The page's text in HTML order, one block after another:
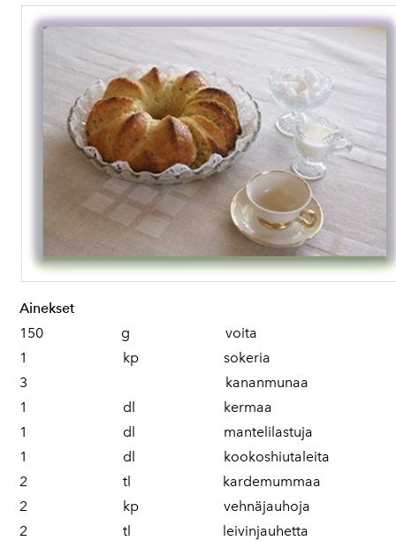
Ainekset
150 g voita
1 kp sokeria
3 kananmunaa
1 dl kermaa
1 dl mantelilastuja
1 dl kookoshiutaleita
2 tl kardemummaa
2 kp vehnäjauhoja
2 tl leivinjauhetta